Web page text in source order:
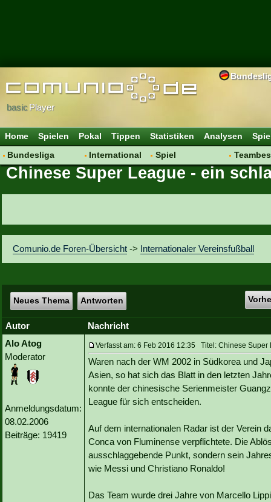
basicPlayer
Home Spielen Pokal Tippen Statistiken Analysen
Bundesliga
Hot News
Vereinsfragen
International
Vereine
Spiel
Regeln & Tipps
Chinese Super League - ein
Comunio.de Foren-Übersicht -> Internationaler Vereinsfußball
Neues Thema Antworten
Autor
Nachricht
Alo Atog
Moderator
Anmeldungsdatum:
08.02.2006
Beiträge: 19419
Verfasst am: 6 Feb 2016 12:35 Titel: Chinese
Waren nach der WM 2002 in Südkorea und
Asien, so hat sich das Blatt in den letzten
konnte der chinesische Serienmeister
League für sich entscheiden.
Auf dem internationalen Radar ist der Verein
Conca von Fluminense verpflichtete. Die
ausschlaggebende Punkt, sondern sein
wie Messi und Christiano Ronaldo!
Das Team wurde drei Jahre von Marcello